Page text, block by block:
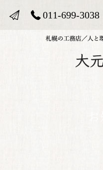
011-699-3038